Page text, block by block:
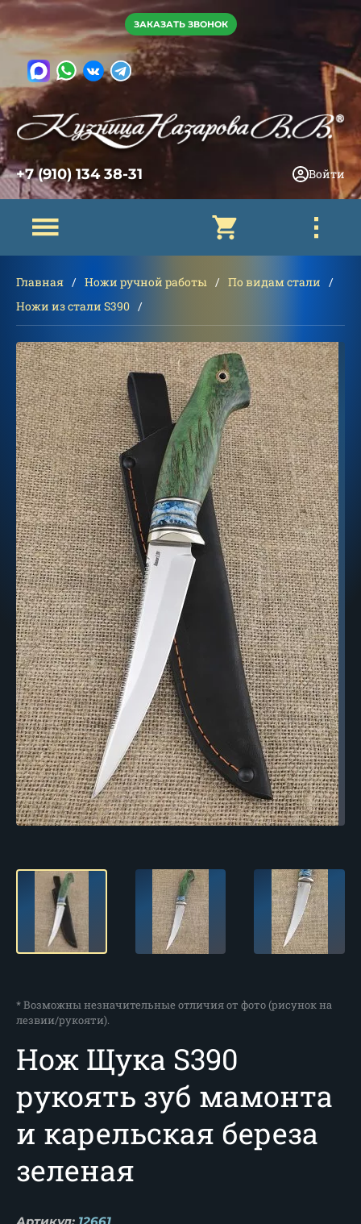
ЗАКАЗАТЬ ЗВОНОК
+7 (910) 134 38-31 Войти
Главная Ножи ручной работы
По видам стали
Ножи из стали S390
* Возможны незначительные отличия от фото (рисунок на
лезвии/рукояти).
Нож Щука S390
рукоять зуб мамонта
и карельская береза
зеленая